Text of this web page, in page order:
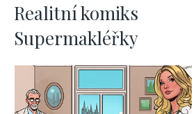
Realitní komiks
Supermakléřky